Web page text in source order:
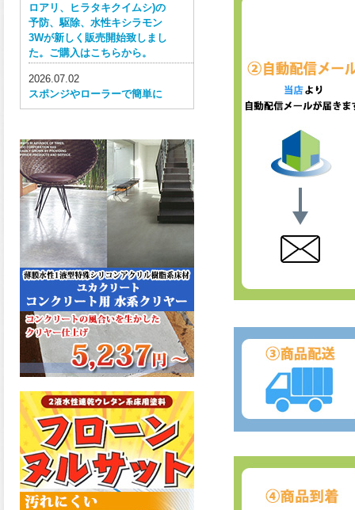
ロアリ、ヒラタキクイムシ)の
予防、駆除、水性キシラモン
3Wが新しく販売開始致しまし
た。ご購入はこちらから。
2026.07.02
スポンジやローラーで簡単に
塗ってはがせる目かくし用水
イントが新しく販売開始致し
ました。ご購入はこちらか
ら。
2026.06.30
ウレタン特有の網目構造の反
応塗膜は、強靭で耐衝撃性、
耐擦り傷性、耐摩耗性に優れ
た機能を発揮、フローンフル
トップが新しく販売開始致し
ました。ご購入はこちらか
ら。
2026.06.29
コストを重視しした材料で、
優れた性能と高品質で高度な
防水機能を発揮、フローン12
た。ご購入はこちらから。
2026.06.29
数多くの施工実績を持つ信頼
性の高い塗材 優れた性能と高
品質で高度な防水機能を発
揮、フローン11が新しく販売
開始致しました。ご購入はこ